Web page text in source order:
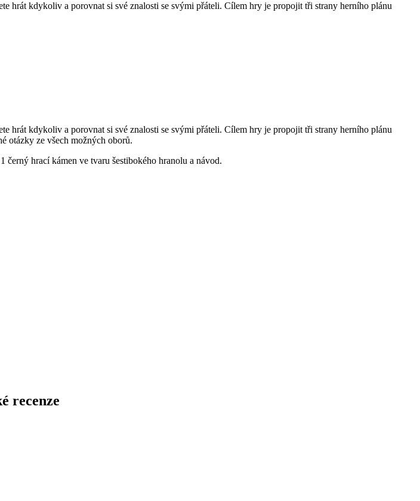
hrát kdykoliv a porovnat si své znalosti se svými přáteli. Cílem hry je propojit tři strany herního plánu
hrát kdykoliv a porovnat si své znalosti se svými přáteli. Cílem hry je propojit tři strany herního plánu
otázky ze všech možných oborů.
hrací kámen ve tvaru šestibokého hranolu a návod.
recenze